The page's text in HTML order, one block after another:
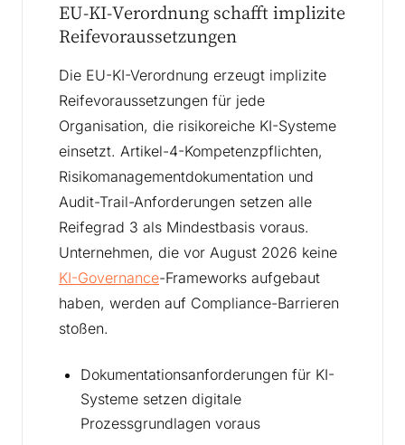
EU-KI-Verordnung schafft implizite
Reifevoraussetzungen
Die EU-KI-Verordnung erzeugt implizite
Reifevoraussetzungen für jede
Organisation, die risikoreiche KI-Systeme
einsetzt. Artikel-4-Kompetenzpflichten,
Risikomanagementdokumentation und
Audit-Trail-Anforderungen setzen alle
Reifegrad 3 als Mindestbasis voraus.
Unternehmen, die vor August 2026 keine
KI-Governance-Frameworks aufgebaut
haben, werden auf Compliance-Barrieren
stoßen.
Dokumentationsanforderungen für KI-
Systeme setzen digitale
Prozessgrundlagen voraus